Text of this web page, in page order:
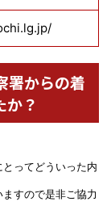
署からの着
か？
ってどういった内
すので是非ご協力